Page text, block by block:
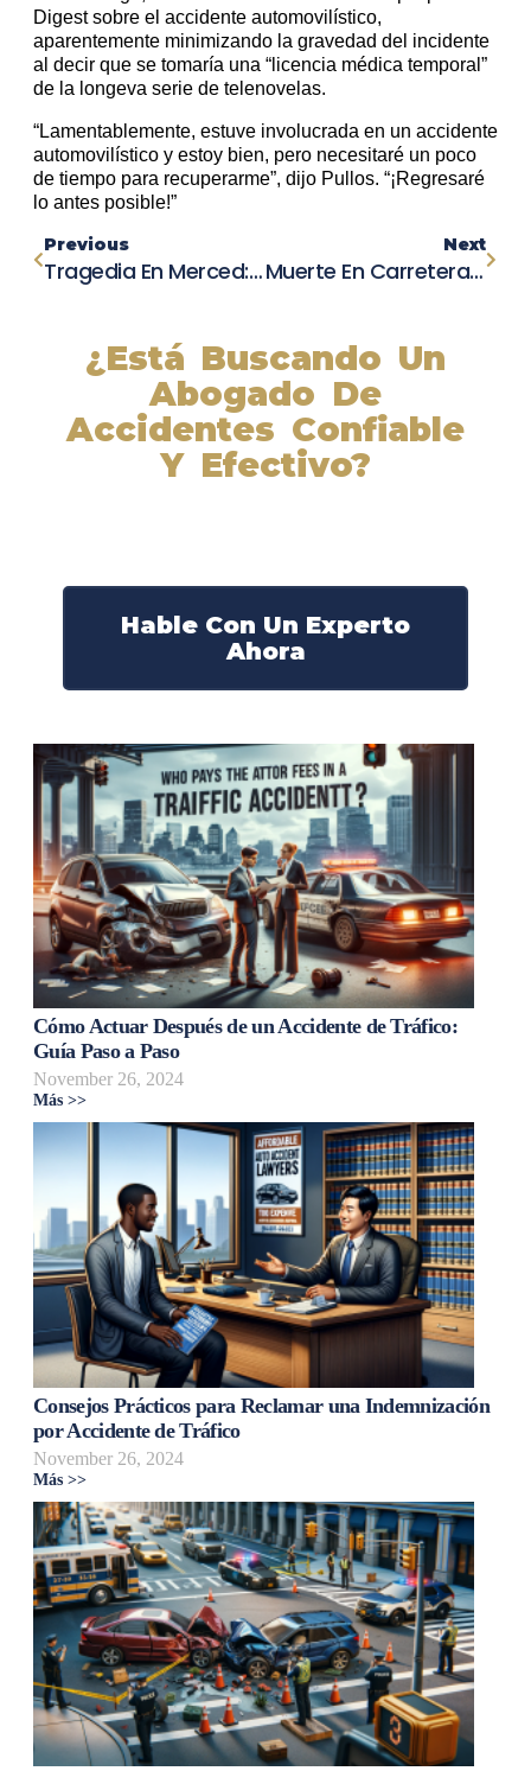
Digest sobre el accidente automovilístico,
aparentemente minimizando la gravedad del incidente
al decir que se tomaría una “licencia médica temporal”
de la longeva serie de telenovelas.
“Lamentablemente, estuve involucrada en un accidente
automovilístico y estoy bien, pero necesitaré un poco
de tiempo para recuperarme”, dijo Pullos. “¡Regresaré
lo antes posible!”
Previous
Tragedia En Merced: Una Persona Pierde La Vida En Choque De Auto
Next
Muerte En Carretera: Dos Estudiantes De McMinn County High School Pierden La Vida En Impactante Choque
¿Está Buscando Un
Abogado De
Accidentes Confiable
Y Efectivo?
Hable Con Un Experto
Ahora
Cómo Actuar Después de un Accidente de Tráfico:
Guía Paso a Paso
November 26, 2024
Más >>
Consejos Prácticos para Reclamar una Indemnización
por Accidente de Tráfico
November 26, 2024
Más >>